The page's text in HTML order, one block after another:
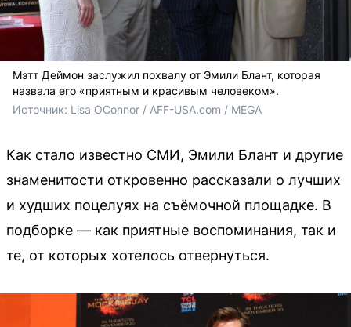
Мэтт Деймон заслужил похвалу от Эмили Блант, которая
назвала его «приятным и красивым человеком».
Источник: Lisa OConnor / AFF-USA.com / MEGA
Как стало известно СМИ, Эмили Блант и другие
знаменитости откровенно рассказали о лучших
и худших поцелуях на съёмочной площадке. В
подборке — как приятные воспоминания, так и
те, от которых хотелось отвернуться.